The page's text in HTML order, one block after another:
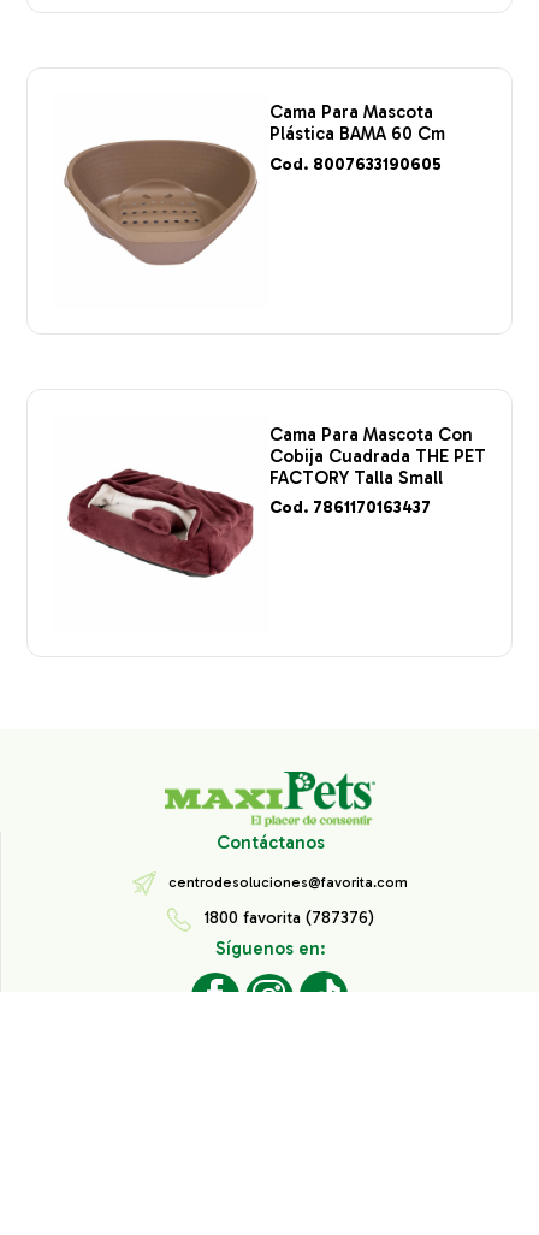
Cama Para Mascota
Plástica BAMA 60 Cm
Cod. 8007633190605
Cama Para Mascota Con
Cobija Cuadrada THE PET
FACTORY Talla Small
Cod. 7861170163437
Contáctanos
centrodesoluciones@favorita.com
1800 favorita (787376)
Síguenos en: